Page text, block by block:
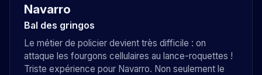
Navarro
Bal des gringos
Le métier de policier devient très difficile : on
attaque les fourgons cellulaires au lance-roquettes !
Triste expérience pour Navarro. Non seulement le